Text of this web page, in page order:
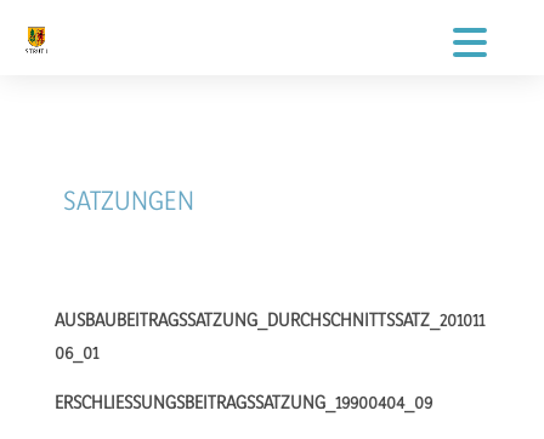
SATZUNGEN
AUSBAUBEITRAGSSATZUNG_DURCHSCHNITTSSATZ_201011
06_01
ERSCHLIESSUNGSBEITRAGSSATZUNG_19900404_09